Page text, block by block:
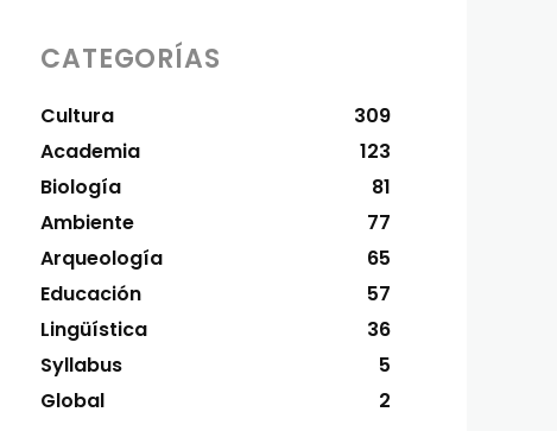
CATEGORÍAS
Cultura
309
Academia
123
Biología
81
Ambiente
77
Arqueología
65
Educación
57
Lingüística
36
Syllabus
5
Global
2